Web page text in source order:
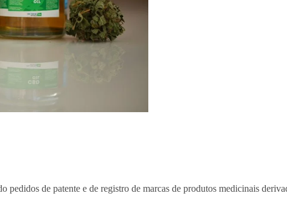
de patente e de registro de marcas de produtos medicinais